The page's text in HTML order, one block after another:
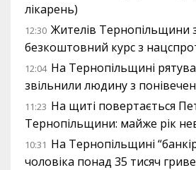
лікарень)
12:30 Жителів Тернопільщини
безкоштовний курс з
12:04 На Тернопільщині
звільнили людину з
11:23 На щиті повертається
Тернопільщини: майже рік
10:31 На Тернопільщині
чоловіка понад 35 тисяч